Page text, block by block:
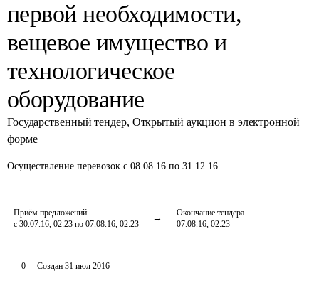
первой необходимости,
вещевое имущество и
технологическое
оборудование
Государственный тендер, Открытый аукцион в электронной
форме
Осуществление перевозок с 08.08.16 по 31.12.16
Приём предложений
с 30.07.16, 02:23 по 07.08.16, 02:23
Окончание тендера
07.08.16, 02:23
0 Создан 31 июл 2016